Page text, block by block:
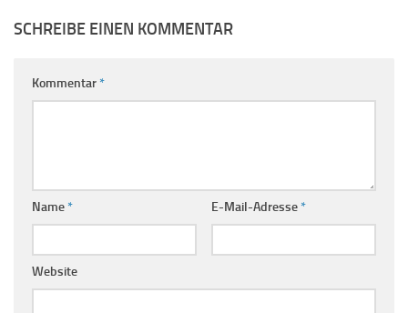
SCHREIBE EINEN KOMMENTAR
Kommentar*
Name* E-Mail-Adresse*
Website